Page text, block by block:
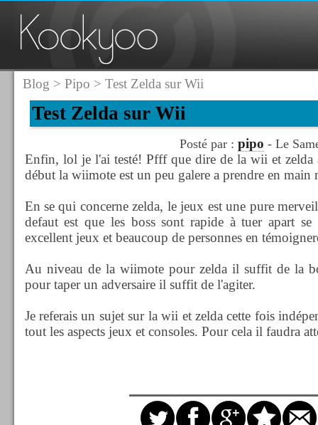
Blog > Pipo > Test Zelda sur Wii
Test Zelda sur Wii
Posté par : pipo - Le
Enfin, lol je l'ai testé! Pfff que dire de la wii et zelda
début la wiimote est un peu galere a prendre en main
En se qui concerne zelda, le jeux est une pure
defaut est que les boss sont rapide à tuer apart
excellent jeux et beaucoup de personnes en
Au niveau de la wiimote pour zelda il suffit de la
pour taper un adversaire il suffit de l'agiter.
Je referais un sujet sur la wii et zelda cette fois
tout les aspects jeux et consoles. Pour cela il faudra